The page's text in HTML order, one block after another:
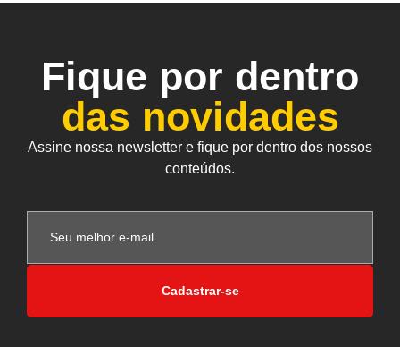
Fique por dentro
das novidades
Assine nossa newsletter e fique por dentro dos nossos
conteúdos.
Cadastrar-se